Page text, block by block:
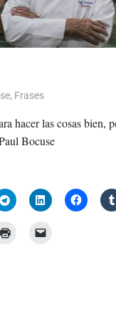
, Frases
hacer las cosas bien,
Bocuse